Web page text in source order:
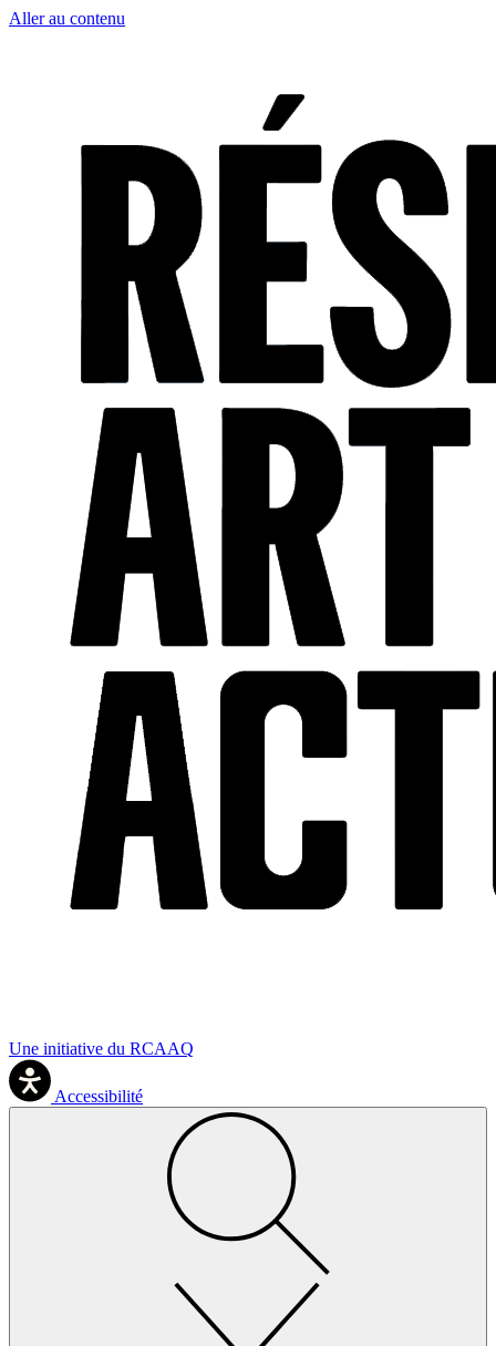
Aller au contenu
Une initiative du RCAAQ
Accessibilité